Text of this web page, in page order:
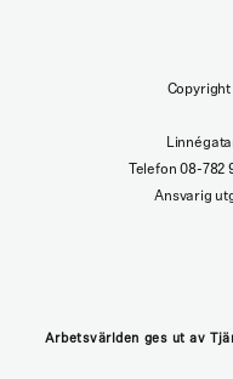
Copyright
Telefon 08-
Ansvarig
Arbetsvärlden ges ut av